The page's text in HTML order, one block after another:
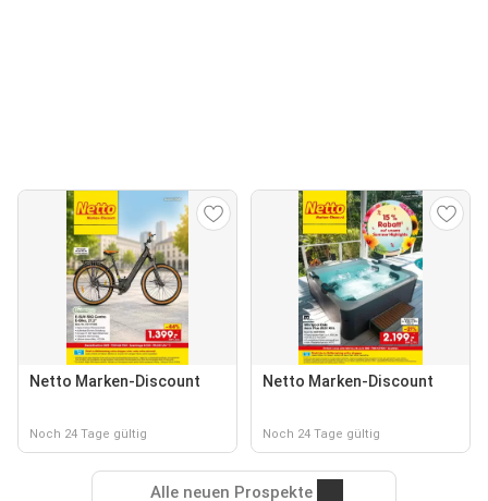
Netto Marken-Discount
Noch 24 Tage gültig
Netto Marken-Discount
Noch 24 Tage gültig
Alle neuen Prospekte